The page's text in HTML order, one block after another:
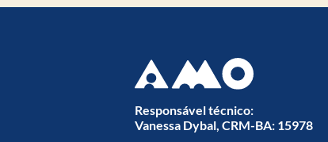
Responsável técnico:
Vanessa Dybal, CRM-BA: 15978